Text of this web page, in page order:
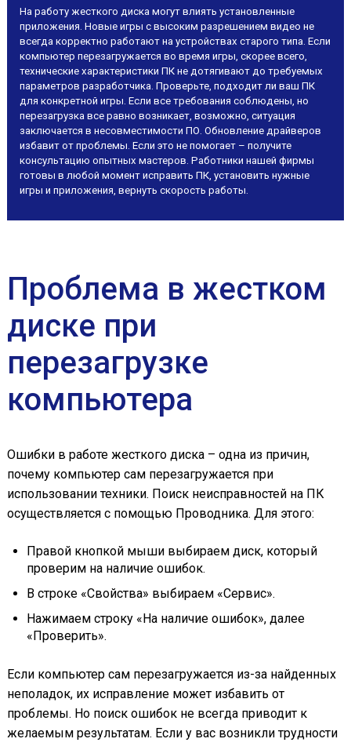
На работу жесткого диска могут влиять установленные
приложения. Новые игры с высоким разрешением видео не
всегда корректно работают на устройствах старого типа. Если
компьютер перезагружается во время игры, скорее всего,
технические характеристики ПК не дотягивают до требуемых
параметров разработчика. Проверьте, подходит ли ваш ПК
для конкретной игры. Если все требования соблюдены, но
перезагрузка все равно возникает, возможно, ситуация
заключается в несовместимости ПО. Обновление драйверов
избавит от проблемы. Если это не помогает – получите
консультацию опытных мастеров. Работники нашей фирмы
готовы в любой момент исправить ПК, установить нужные
игры и приложения, вернуть скорость работы.
Проблема в жестком
диске при
перезагрузке
компьютера
Ошибки в работе жесткого диска – одна из причин,
почему компьютер сам перезагружается при
использовании техники. Поиск неисправностей на ПК
осуществляется с помощью Проводника. Для этого:
Правой кнопкой мыши выбираем диск, который
проверим на наличие ошибок.
В строке «Свойства» выбираем «Сервис».
Нажимаем строку «На наличие ошибок», далее
«Проверить».
Если компьютер сам перезагружается из-за найденных
неполадок, их исправление может избавить от
проблемы. Но поиск ошибок не всегда приводит к
желаемым результатам. Если у вас возникли трудности